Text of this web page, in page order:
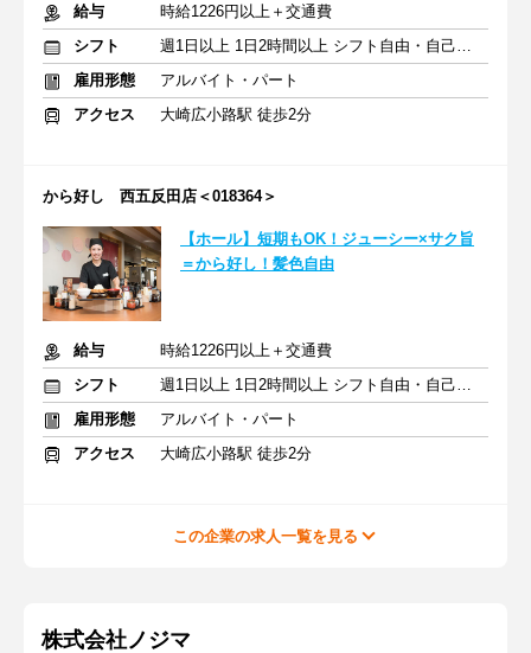
給与
時給1226円以上＋交通費
シフト
週1日以上 1日2時間以上 シフト自由・自己申告
雇用形態
アルバイト・パート
アクセス
大崎広小路駅 徒歩2分
から好し 西五反田店＜018364＞
【ホール】短期もOK！ジューシー×サク旨
＝から好し！髪色自由
給与
時給1226円以上＋交通費
シフト
週1日以上 1日2時間以上 シフト自由・自己申告
雇用形態
アルバイト・パート
アクセス
大崎広小路駅 徒歩2分
この企業の求人一覧を見る
株式会社ノジマ